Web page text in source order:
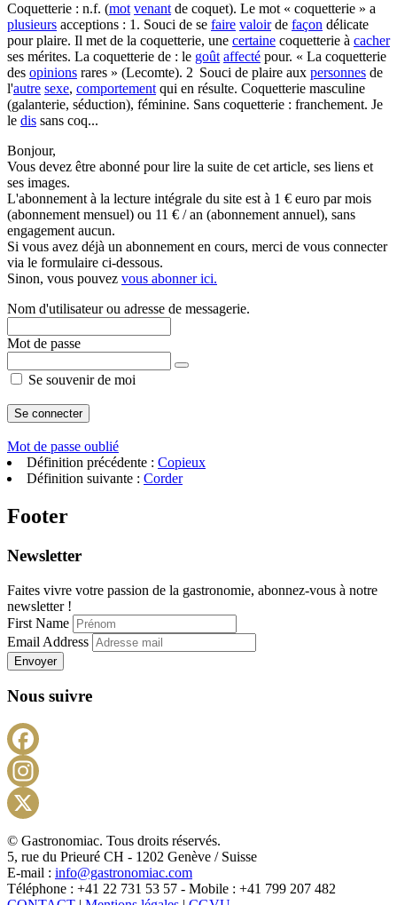
Coquetterie : n.f. (mot venant de coquet). Le mot « coquetterie » a
plusieurs acceptions : 1. Souci de se faire valoirde façon délicate
pour plaire. Il met de la coquetterie, une certaine coquetterie à cacher
ses mérites. La coquetterie de : le goût affecté pour. « La coquetterie
des opinions rares » (Lecomte). 2 Souci de plaire aux personnes de
l'autre sexe, comportement qui en résulte. Coquetterie masculine
(galanterie, séduction), féminine. Sans coquetterie : franchement. Je
le dis sans coq...
Bonjour,
Vous devez être abonné pour lire la suite de cet article, ses liens et
ses images.
L'abonnement à la lecture intégrale du site est à 1 € euro par mois
(abonnement mensuel) ou 11 € / an (abonnement annuel), sans
engagement aucun.
Si vous avez déjà un abonnement en cours, merci de vous connecter
via le formulaire ci-dessous.
Sinon, vous pouvez vous abonner ici.
Nom d'utilisateur ou adresse de messagerie.
Mot de passe
Se souvenir de moi
Mot de passe oublié
Définition précédente : Copieux
Définition suivante : Corder
Footer
Newsletter
Faites vivre votre passion de la gastronomie, abonnez-vous à notre
newsletter !
First Name
Email Address
Envoyer
Nous suivre
X
© Gastronomiac. Tous droits réservés.
5, rue du Prieuré CH - 1202 Genève / Suisse
E-mail : info@gastronomiac.com
Téléphone : +41 22 731 53 57 - Mobile : +41 799 207 482